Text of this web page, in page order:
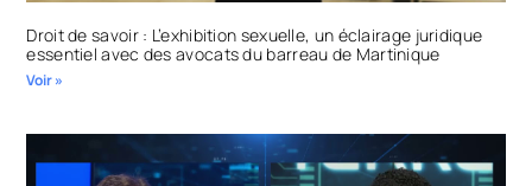
Droit de savoir : L’exhibition sexuelle, un éclairage juridique
essentiel avec des avocats du barreau de Martinique
Voir »